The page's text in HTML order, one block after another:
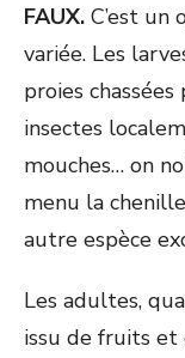
FAUX. C’est un
variée. Les
proies
insectes
mouches… on
menu la
autre espèce
Les adultes,
issu de fruits et